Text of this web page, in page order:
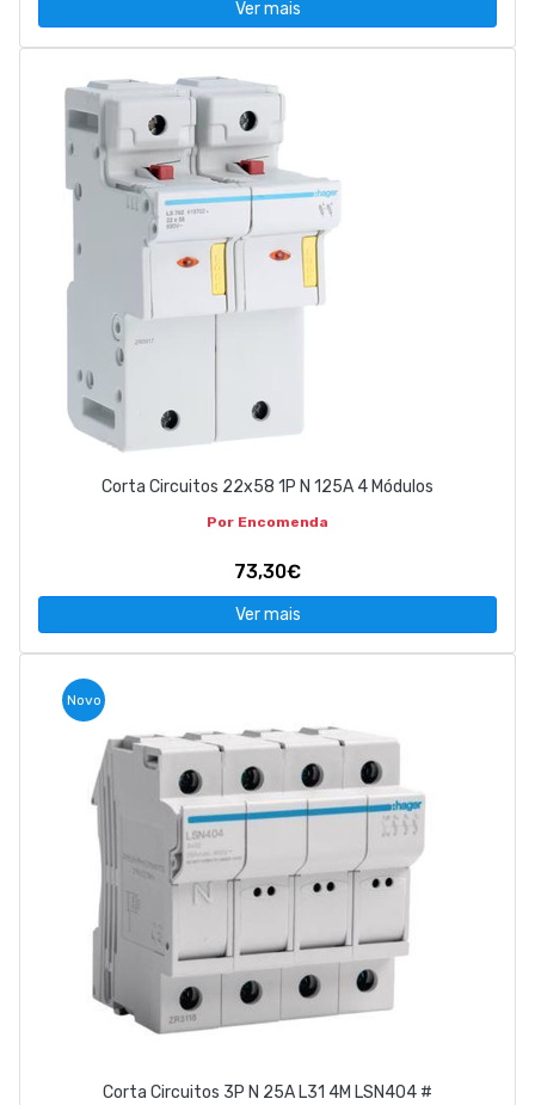
Ver mais
Corta Circuitos 22x58 1P N 125A 4 Módulos
Por Encomenda
73,30€
Ver mais
Novo
Corta Circuitos 3P N 25A L31 4M LSN404 #